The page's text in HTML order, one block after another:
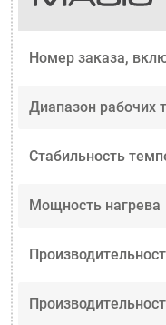
Номер заказа,
Диапазон рабочих
Стабильность
Мощность нагрева